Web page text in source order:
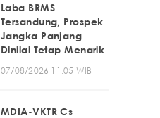
Laba BRMS
Tersandung, Prospek
Jangka Panjang
Dinilai Tetap Menarik
07/08/2026 11:05 WIB
MDIA-VKTR Cs